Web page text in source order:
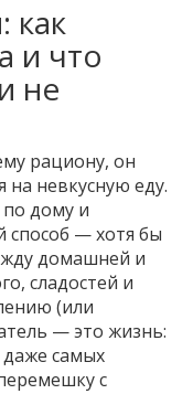
как
и что
не
рациону, он
невкусную еду.
по дому и
— хотя бы
домашней и
сладостей и
(или
— это жизнь:
даже самых
с